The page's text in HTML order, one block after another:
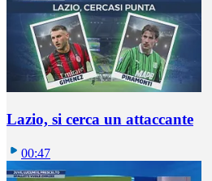
Lazio, si cerca un attaccante
00:47